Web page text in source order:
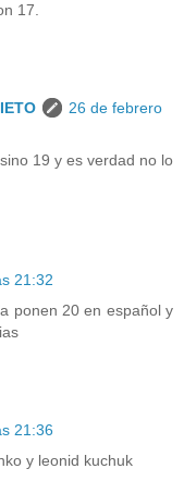
17.
26 de febrero
19 y es verdad no lo
21:32
ponen 20 en español y
21:36
y leonid kuchuk